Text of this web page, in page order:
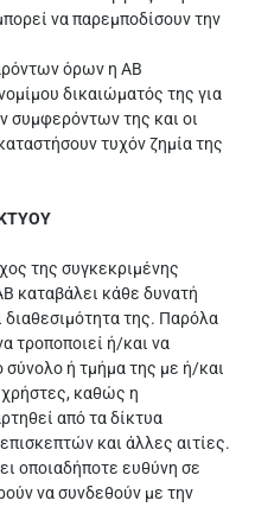
να παρεμποδίσουν την
όρων η ΑΒ
δικαιώματός της για
συμφερόντων της και οι
τυχόν ζημία της
της συγκεκριμένης
καταβάλει κάθε δυνατή
διαθεσιμότητα της. Παρόλα
τροποποιεί ή/και να
σύνολο ή τμήμα της με ή/και
καθώς η
από τα δίκτυα
και άλλες αιτίες.
οποιαδήποτε ευθύνη σε
να συνδεθούν με την